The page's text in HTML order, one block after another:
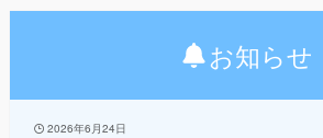
お知らせ
2026年6月24日